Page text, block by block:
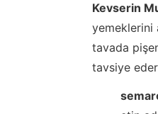
Kevserin
yemeklerini
tavada
tavsiye